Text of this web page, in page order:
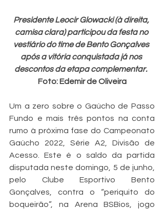
Presidente Leocir Glowacki (à direita,
camisa clara) participou da festa no
vestiário do time de Bento Gonçalves
após a vitória conquistada já nos
descontos da etapa complementar.
Foto: Edemir de Oliveira
Um a zero sobre o Gaúcho de Passo
Fundo e mais três pontos na conta
rumo à próxima fase do Campeonato
Gaúcho 2022, Série A2, Divisão de
Acesso. Este é o saldo da partida
disputada neste domingo, 5 de junho,
pelo Clube Esportivo Bento
Gonçalves, contra o “periquito do
boqueirão”, na Arena BSBios, jogo